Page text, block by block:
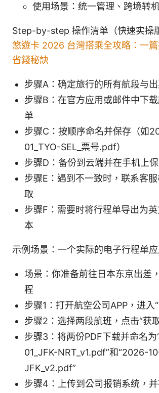
使用场景：统一管理、跨境转
Step-by-step 操作清单（快速实操
悠遊卡 2026 台灣搭乘全攻略：一
省錢秘訣
步骤A：确定旅行的所有航段与
步骤B：在官方应用或邮件中下
单
步骤C：按顺序命名并保存（如
01_TYO-SEL_票号.pdf）
步骤D：备份到云端并在手机上
步骤E：遇到不一致时，联系客
取
步骤F：需要时将行程单导出为
本
示例场景：一个实际的电子行程单
场景：你准备前往日本东京出差
程
步骤1：打开航空公司APP，进入
步骤2：选择两段航班，点击“获
步骤3：将两份PDF下载并命名
01_JFK-NRT_v1.pdf”和“2026-
JFK_v2.pdf”
步骤4：上传到公司报销系统，